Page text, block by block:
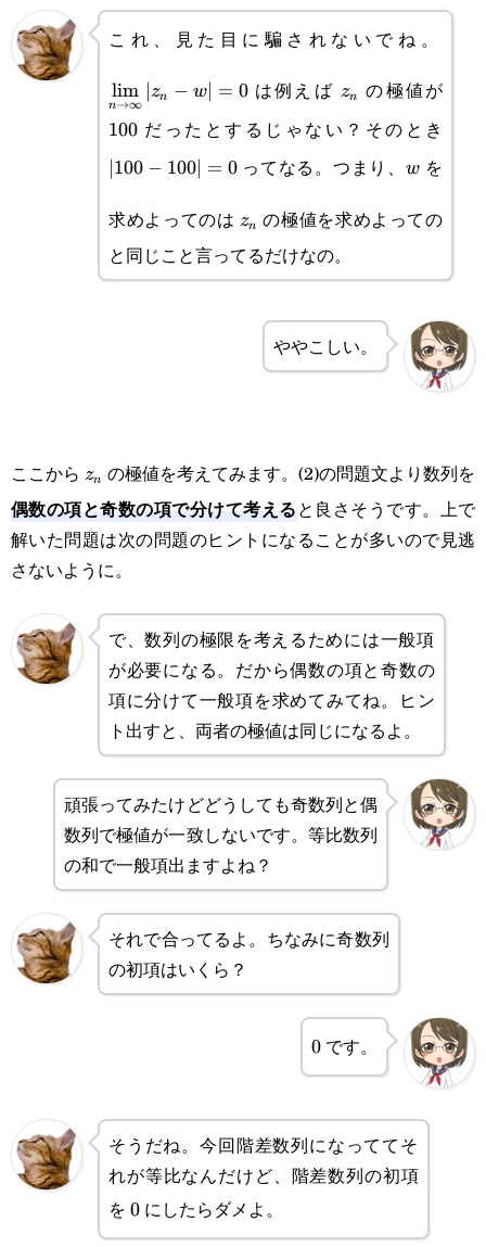
これ、見た目に騙されないでね。
n→∞
lim zn − w∣ = 0は例えばzn の極値が
100 だったとするじゃない？そのとき
∣100 − 100∣ = 0ってなる。つまり、 w
w を
求めよってのはzn の極値を求めよっての
と同じこと言ってるだけなの。
ややこしい。
ここからzn の極値を考えてみます。(2)の問題文より数列を
偶数の項と奇数の項で分けて考えると良さそうです。上で
解いた問題は次の問題のヒントになることが多いので見逃
さないように。
で、数列の極限を考えるためには一般項
が必要になる。だから偶数の項と奇数の
項に分けて一般項を求めてみてね。ヒン
ト出すと、両者の極値は同じになるよ。
頑張ってみたけどどうしても奇数列と偶
数列で極値が一致しないです。等比数列
の和で一般項出ますよね？
それで合ってるよ。ちなみに奇数列
の初項はいくら？
0
0 です。
そうだね。今回階差数列になっててそ
れが等比なんだけど、階差数列の初項
を 0
0 にしたらダメよ。